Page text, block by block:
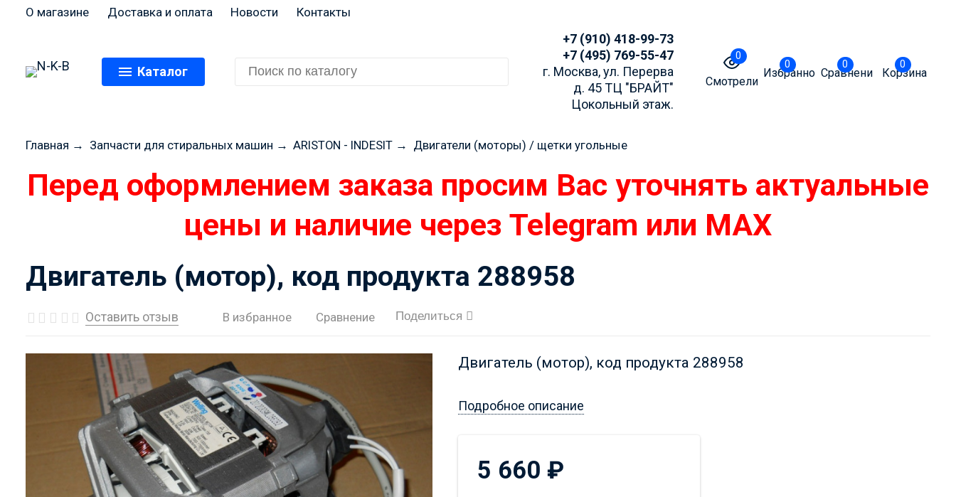
О магазине Доставка и оплата Новости Контакты
Каталог
+7 (910) 418-99-73
+7 (495) 769-55-47
г. Москва, ул. Перерва
д. 45 ТЦ "БРАЙТ"
Цокольный этаж.
0
Смотрели
0
Избранное
0
Сравнение
0
Корзина
Главная → Запчасти для стиральных машин → ARISTON - INDESIT → Двигатели (моторы) / щетки угольные
Перед оформлением заказа просим Вас уточнять актуальные
цены и наличие через Telegram или MAX
Двигатель (мотор), код продукта 288958
Оставить отзыв В избранное Сравнение Поделиться
Двигатель (мотор), код продукта 288958
Подробное описание
5 660₽